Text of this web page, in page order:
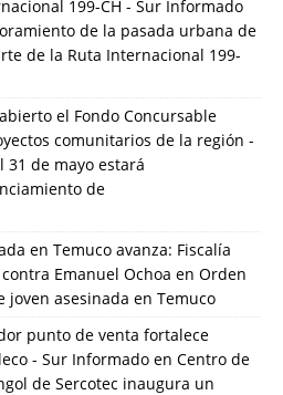
199-CH - Sur Informado
de la pasada urbana de
de la Ruta Internacional 199-
el Fondo Concursable
comunitarios de la región -
31 de mayo estará
de
en Temuco avanza: Fiscalía
Emanuel Ochoa en Orden
asesinada en Temuco
punto de venta fortalece
- Sur Informado en Centro de
de Sercotec inaugura un